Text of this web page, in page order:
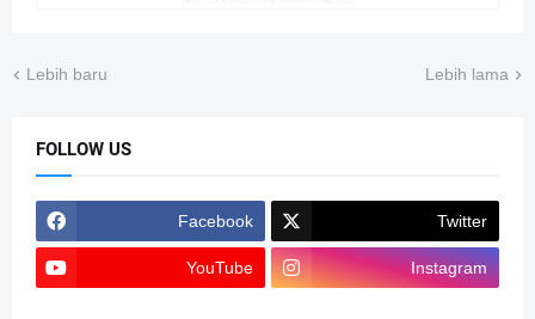
Lebih baru Lebih lama
FOLLOW US
Facebook Twitter
YouTube Instagram